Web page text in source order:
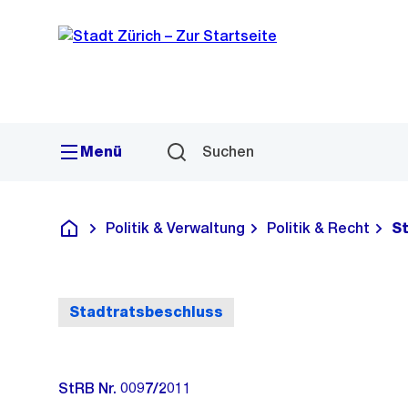
Navigation
Sprunglink
Menü Suchen
Deutsch
Politik & Verwaltung Politik & Recht
Stadtratsbeschluss
StRB Nr. 0097/2011